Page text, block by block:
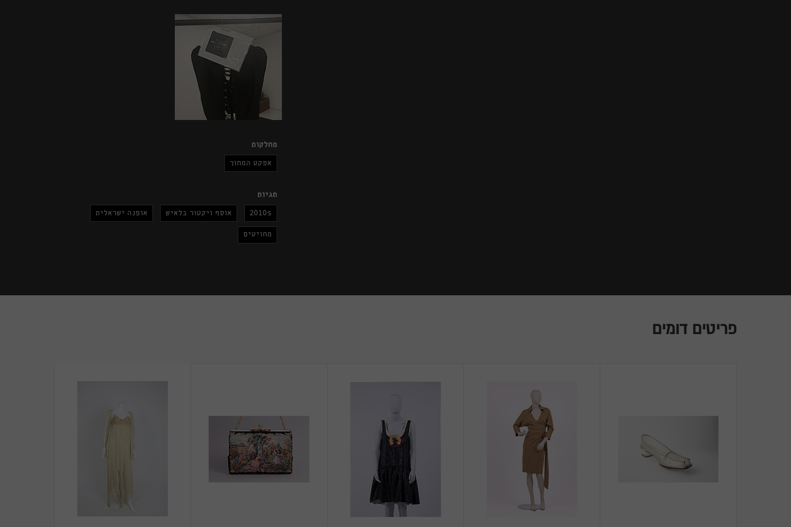
מחלקות
אפקט המחוך
תגיות
2010s אוסף ויקטור בלאיש אופנה ישראלית
מחויטים
פריטים דומים